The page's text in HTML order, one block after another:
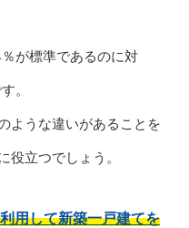
が標準であるのに対
。
ような違いがあることを
役立つでしょう。
用して新築一戸建てを